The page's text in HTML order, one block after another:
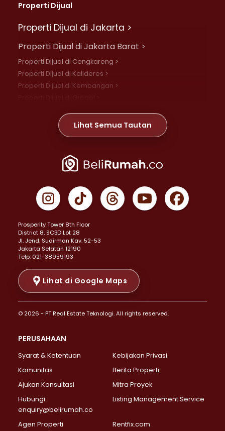
Properti Dijual
Properti Dijual di Jakarta >
Properti Dijual di Jakarta Barat >
Properti Dijual di Cengkareng >
Properti Dijual di Kalideres >
Properti Dijual di Kembangan >
Properti Dijual di Meruya >
Properti Dijual di Jelambar >
Properti Dijual di Jakarta Pusat >
Properti Dijual di Gambir >
Properti Dijual di Johar Baru >
Properti Dijual di Menteng >
Properti Dijual di Senen >
Properti Dijual di Tanah Abang >
Properti Dijual di Cikini >
Properti Dijual di Kramat >
Properti Dijual di Pasar Baru >
Properti Dijual di Bendungan Hilir >
Properti Dijual di Jakarta Selatan >
Properti Dijual di Lebak Bulus >
Properti Dijual di Gandaria Selatan >
Properti Dijual di Pondok Labu >
Properti Dijual di Lenteng Agung >
Properti Dijual di Senayan >
Properti Dijual di Pondok Pinang >
Lihat Semua Tautan
Prosperity Tower 8th Floor
District 8, SCBD Lot 28
JI. Jend. Sudirman Kav. 52-53
Jakarta Selatan 12190
Telp: 021-38959193
Lihat di Google Maps
© 2026 - PT Real Estate Teknologi. All rights reserved.
PERUSAHAAN
Syarat & Ketentuan
Kebijakan Privasi
Komunitas
Berita Properti
Ajukan Konsultasi
Mitra Proyek
Hubungi:
enquiry@belirumah.co
Listing Management Service
Agen Properti Rentfix.com